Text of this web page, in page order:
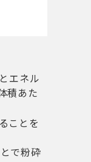
エネル
積あた
ことを
で粉砕